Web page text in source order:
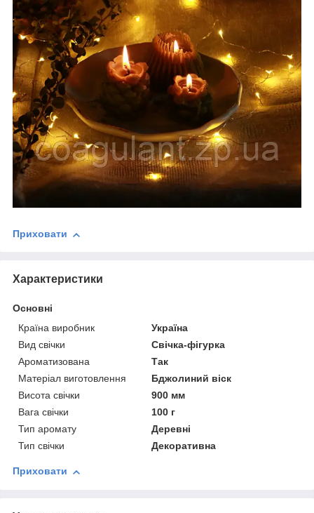
Приховати
Характеристики
Основні
Країна виробник
Україна
Вид свічки
Свічка-фігурка
Ароматизована
Так
Матеріал виготовлення
Бджолиний віск
Висота свічки
900 мм
Вага свічки
100 г
Тип аромату
Деревні
Тип свічки
Декоративна
Приховати